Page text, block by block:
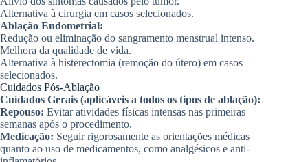
Alternativa à cirurgia em casos selecionados.
Ablação Endometrial:
Redução ou eliminação do sangramento menstrual intenso.
Melhora da qualidade de vida.
Alternativa à histerectomia (remoção do útero) em casos
selecionados.
Cuidados Pós-Ablação
Cuidados Gerais (aplicáveis a todos os tipos de ablação):
Repouso: Evitar atividades físicas intensas nas primeiras
semanas após o procedimento.
Medicação: Seguir rigorosamente as orientações médicas
quanto ao uso de medicamentos, como analgésicos e anti-